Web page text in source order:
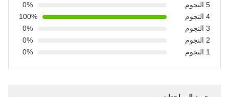
5 النجوم
0%
4 النجوم
100%
3 النجوم
0%
2 النجوم
0%
1 النجوم
0%